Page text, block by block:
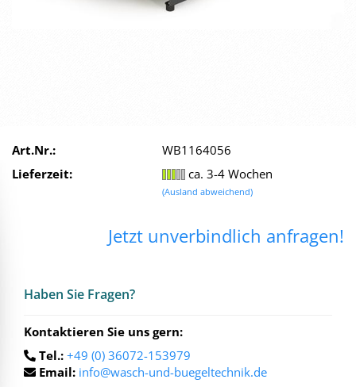
Art.Nr.:
WB1164056
Lieferzeit:
ca. 3-4 Wochen
(Ausland abweichend)
Jetzt unverbindlich anfragen!
Haben Sie Fra­gen?
Kontaktieren Sie uns gern:
Tel.: +49 (0) 36072-153979
Email: info@wasch-und-buegeltechnik.de